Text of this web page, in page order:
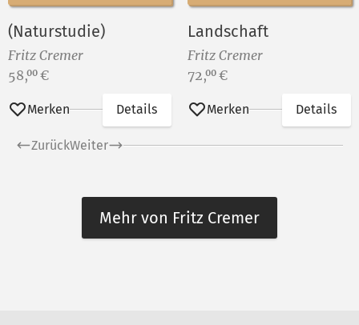
(Naturstudie)
Fritz Cremer
Preis:
58,00 €
Merken Details
Landschaft
Fritz Cremer
Preis:
72,00 €
Merken Details
ZurückWeiter
Mehr von Fritz Cremer